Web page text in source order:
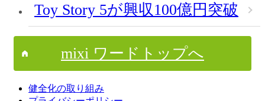
Toy Story 5が興収100億円突破
mixi ワードトップへ
健全化の取り組み